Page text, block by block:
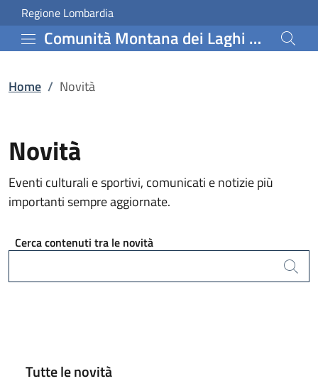
Vai al contenuto principale
Novità | Comunità
Regione Lombardia
Comunità Montana dei Laghi Bergamaschi
Home / Novità
Novità
Eventi culturali e sportivi, comunicati e notizie più
importanti sempre aggiornate.
Cerca contenuti tra le novità
Cerca
Tutte le novità